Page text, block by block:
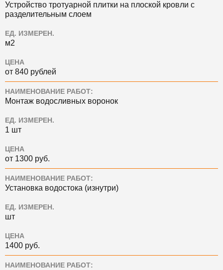
Устройство тротуарной плитки на плоской кровли с
разделительным слоем
ЕД. ИЗМЕРЕН.
м2
ЦЕНА
от 840 рублей
НАИМЕНОВАНИЕ РАБОТ:
Монтаж водосливных воронок
ЕД. ИЗМЕРЕН.
1 шт
ЦЕНА
от 1300 руб.
НАИМЕНОВАНИЕ РАБОТ:
Установка водостока (изнутри)
ЕД. ИЗМЕРЕН.
шт
ЦЕНА
1400 руб.
НАИМЕНОВАНИЕ РАБОТ: